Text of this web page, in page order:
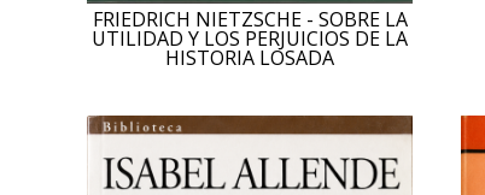
FRIEDRICH NIETZSCHE - SOBRE LA
UTILIDAD Y LOS PERJUICIOS DE LA
HISTORIA LOSADA